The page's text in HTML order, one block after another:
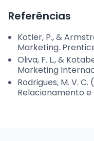
Referências
Kotler, P., &
Marketing.
Oliva, F. L., &
Marketing
Rodrigues, M. V.
Relacionamento e